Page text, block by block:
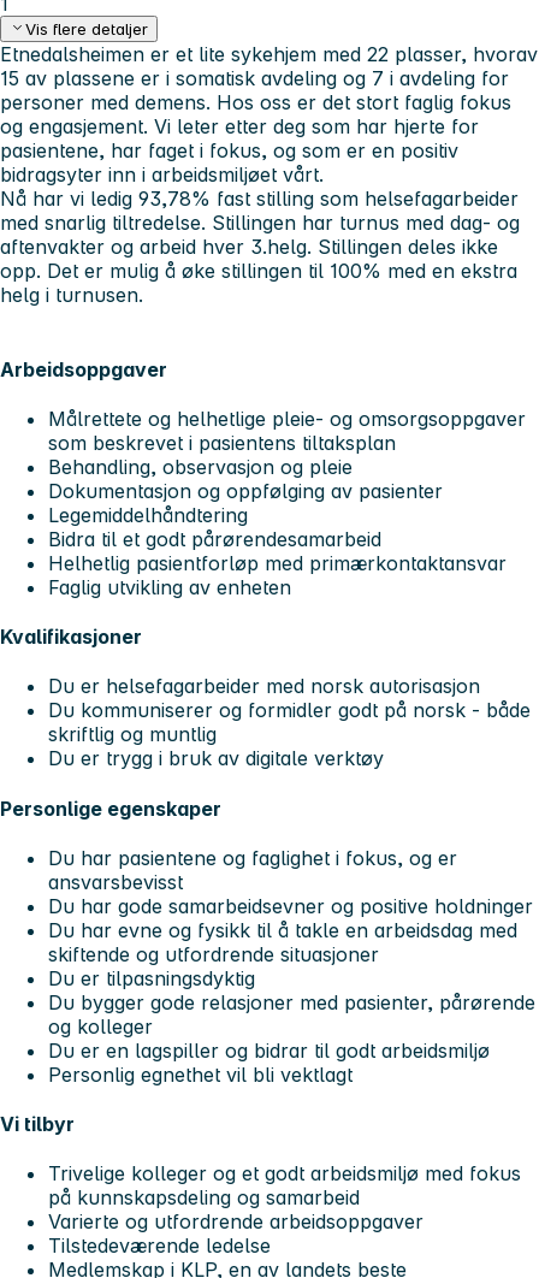
Vis flere detaljer
Etnedalsheimen er et lite sykehjem med 22 plasser, hvorav
15 av plassene er i somatisk avdeling og 7 i avdeling for
personer med demens. Hos oss er det stort faglig fokus
og engasjement. Vi leter etter deg som har hjerte for
pasientene, har faget i fokus, og som er en positiv
bidragsyter inn i arbeidsmiljøet vårt.
Nå har vi ledig 93,78% fast stilling som helsefagarbeider
med snarlig tiltredelse. Stillingen har turnus med dag- og
aftenvakter og arbeid hver 3.helg. Stillingen deles ikke
opp. Det er mulig å øke stillingen til 100% med en ekstra
helg i turnusen.
Arbeidsoppgaver
Målrettete og helhetlige pleie- og omsorgsoppgaver
som beskrevet i pasientens tiltaksplan
Behandling, observasjon og pleie
Dokumentasjon og oppfølging av pasienter
Legemiddelhåndtering
Bidra til et godt pårørendesamarbeid
Helhetlig pasientforløp med primærkontaktansvar
Faglig utvikling av enheten
Kvalifikasjoner
Du er helsefagarbeider med norsk autorisasjon
Du kommuniserer og formidler godt på norsk - både
skriftlig og muntlig
Du er trygg i bruk av digitale verktøy
Personlige egenskaper
Du har pasientene og faglighet i fokus, og er
ansvarsbevisst
Du har gode samarbeidsevner og positive holdninger
Du har evne og fysikk til å takle en arbeidsdag med
skiftende og utfordrende situasjoner
Du er tilpasningsdyktig
Du bygger gode relasjoner med pasienter, pårørende
og kolleger
Du er en lagspiller og bidrar til godt arbeidsmiljø
Personlig egnethet vil bli vektlagt
Vi tilbyr
Trivelige kolleger og et godt arbeidsmiljø med fokus
på kunnskapsdeling og samarbeid
Varierte og utfordrende arbeidsoppgaver
Tilstedeværende ledelse
Medlemskap i KLP, en av landets beste